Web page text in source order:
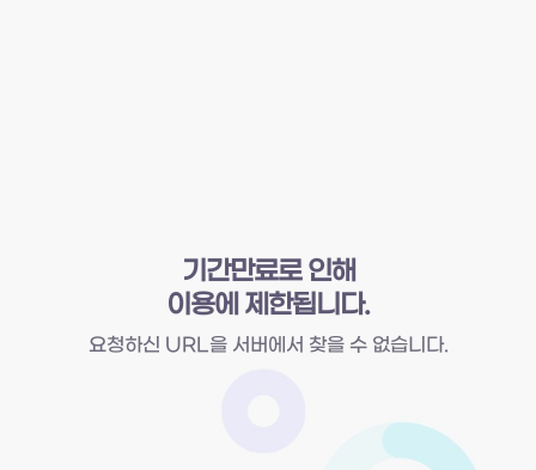
기간만료로 인해
이용에 제한됩니다.
요청하신 URL을 서버에서 찾을 수 없습니다.